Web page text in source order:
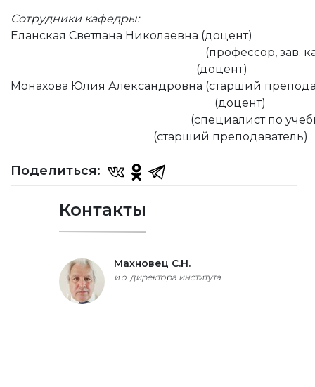
Сотрудники кафедры:
Еланская Светлана Николаевна (доцент)
(профессор, зав.
(доцент)
Монахова Юлия Александровна (старший
(доцент)
(специалист по
(старший преподаватель)
Поделиться:
Контакты
Махновец С.Н.
и.о. директора института